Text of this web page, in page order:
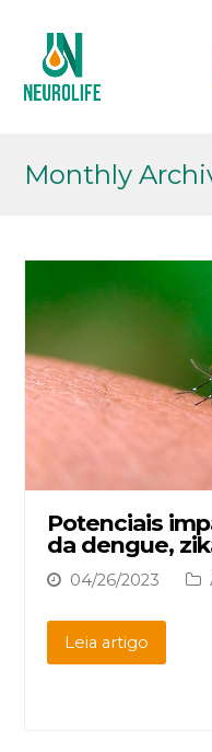
Monthly
Potenciais
da dengue,
04/26/2023
Leia artigo